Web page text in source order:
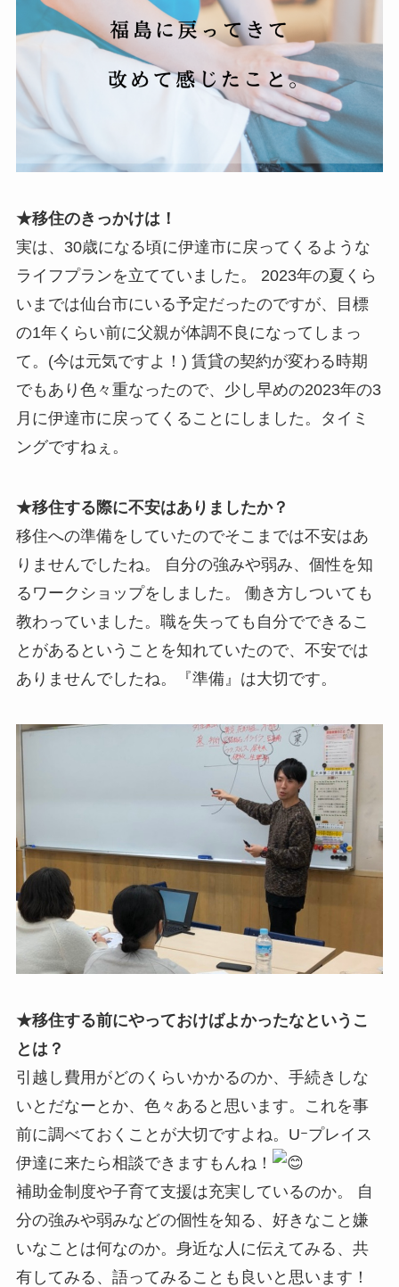
★移住のきっかけは！
実は、30歳になる頃に伊達市に戻ってくるような
ライフプランを立てていました。 2023年の夏くら
いまでは仙台市にいる予定だったのですが、目標
の1年くらい前に父親が体調不良になってしまっ
て。(今は元気ですよ！) 賃貸の契約が変わる時期
でもあり色々重なったので、少し早めの2023年の3
月に伊達市に戻ってくることにしました。タイミ
ングですねぇ。
★移住する際に不安はありましたか？
移住への準備をしていたのでそこまでは不安はあ
りませんでしたね。 自分の強みや弱み、個性を知
るワークショップをしました。 働き方しついても
教わっていました。職を失っても自分でできるこ
とがあるということを知れていたので、不安では
ありませんでしたね。『準備』は大切です。
★移住する前にやっておけばよかったなというこ
とは？
引越し費用がどのくらいかかるのか、手続きしな
いとだなーとか、色々あると思います。これを事
前に調べておくことが大切ですよね。Uｰプレイス
伊達に来たら相談できますもんね！
補助金制度や子育て支援は充実しているのか。 自
分の強みや弱みなどの個性を知る、好きなこと嫌
いなことは何なのか。身近な人に伝えてみる、共
有してみる、語ってみることも良いと思います！